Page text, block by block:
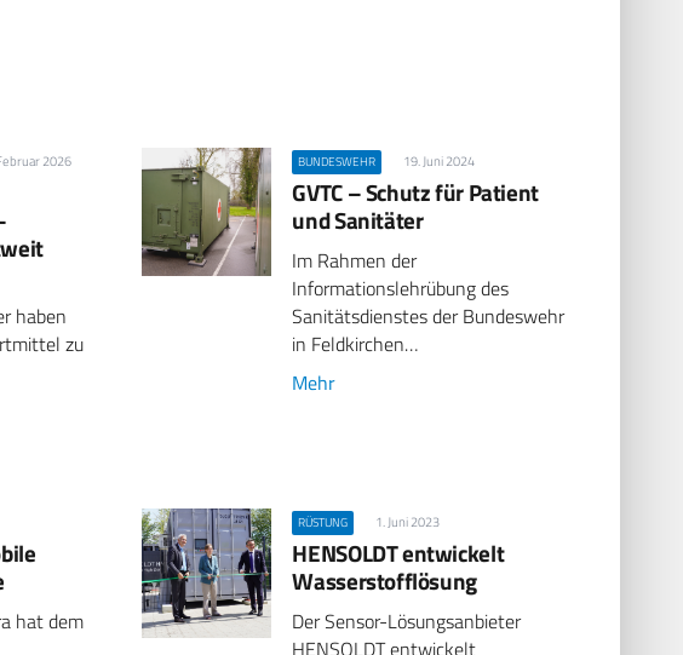
2026
haben
zu
BUNDESWEHR 19. Juni 2024
GVTC – Schutz für Patient
und Sanitäter
Im Rahmen der
Informationslehrübung des
Sanitätsdienstes der Bundeswehr
in Feldkirchen…
Mehr
hat dem
RÜSTUNG 1. Juni 2023
HENSOLDT entwickelt
Wasserstofflösung
Der Sensor-Lösungsanbieter